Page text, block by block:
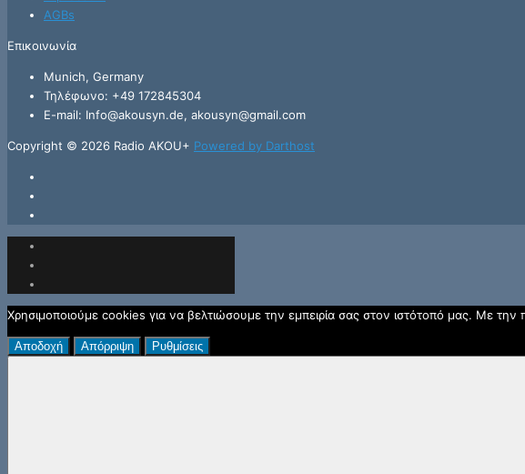
AGBs
Επικοινωνία
Munich, Germany
Τηλέφωνο: +49 172845304
E-mail: Info@akousyn.de, akousyn@gmail.com
Copyright © 2026 Radio AKOU+ Powered by Darthost
Χρησιμοποιούμε cookies για να βελτιώσουμε την εμπειρία σας στον ιστότοπό μας. Με
Αποδοχή Απόρριψη Ρυθμίσεις